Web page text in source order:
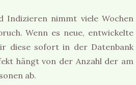
Indizieren nimmt viele Wochen
Wenn es neue, entwickelte
diese sofort in der Datenbank
hängt von der Anzahl der am
ab.